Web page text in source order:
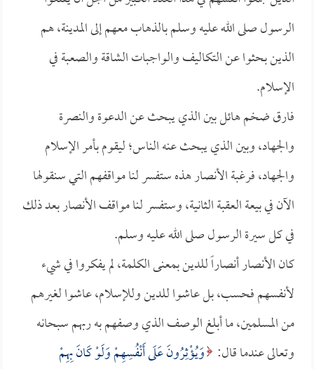
الرسول صلى الله عليه وسلم بالذهاب معهم إلى المدينة، هم
الذين بحثوا عن التكاليف والواجبات الشاقة والصعبة في
الإسلام.
فارق ضخم هائل بين الذي يبحث عن الدعوة والنصرة
والجهاد، وبين الذي يبحث عنه الناس؛ ليقوم بأمر الإسلام
والجهاد، فرغبة الأنصار هذه ستفسر لنا مواقفهم التي سنقولها
الآن في بيعة العقبة الثانية، وستفسر لنا مواقف الأنصار بعد ذلك
في كل سيرة الرسول صلى الله عليه وسلم.
كان الأنصار أنصاراً للدين بمعنى الكلمة، لم يفكروا في شيء
لأنفسهم فحسب، بل عاشوا للدين وللإسلام، عاشوا لغيرهم
من المسلمين، ما أبلغ الوصف الذي وصفهم به ربهم سبحانه
وتعالى عندما قال: وَيُؤْثِرُونَ عَلَى أَنْفُسِهِمْ وَلَوْ كَانَ بِهِمْ